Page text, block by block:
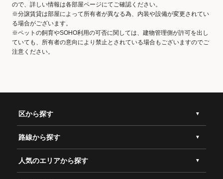
ので、詳しい情報は各部屋ページにてご確認ください。
※分譲賃貸は部屋によって所有者が異なる為、内装や設備が変更されてい
る場合がございます。
※ペットの飼育やSOHO利用の可否に関しては、建物管理側が許可を出し
ていても、所有者の意向により禁止とされている場合もございますのでご
注意ください。
区から探す
路線から探す
人気のエリアから探す